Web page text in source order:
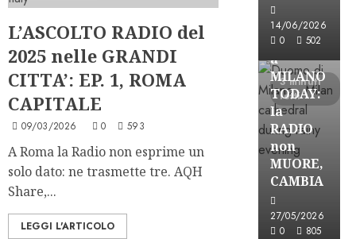
L’ASCOLTO RADIO del
2025 nelle GRANDI
CITTA’: EP. 1, ROMA
CAPITALE
09/03/2026 0 593
A Roma la Radio non esprime un
solo dato: ne trasmette tre. AQH
Share,...
LEGGI L'ARTICOLO
14/06/2026
0
502
3 minuti
letti
FREE
ASTORRI
a
MILANO
TODAY:
la
RADIO
non
MUORE,
CAMBIA
27/05/2026
0
805
Astorri News
FREE